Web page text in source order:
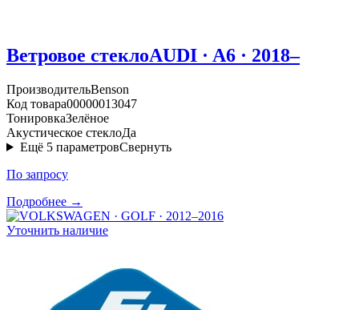
Ветровое стеклоAUDI · A6 · 2018–
ПроизводительBenson
Код товара00000013047
ТонировкаЗелёное
Акустическое стеклоДа
Ещё 5 параметровСвернуть
По запросу
Подробнее →
Уточнить наличие